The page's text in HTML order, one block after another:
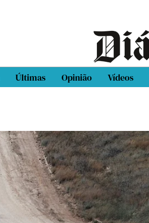
Últimas Opinião Vídeos